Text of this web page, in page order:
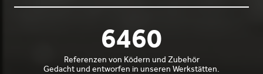
7000
Referenzen von Ködern und Zubehör
Gedacht und entworfen in unseren Werkstätten.